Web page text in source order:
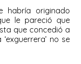
habría originado
le pareció que
que concedió a
no se